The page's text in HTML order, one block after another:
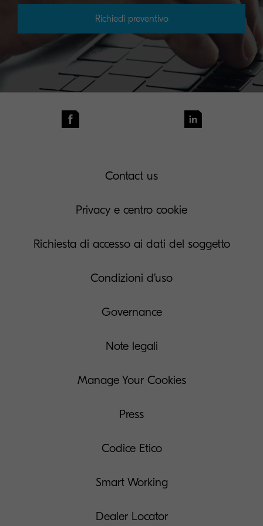
Richiedi preventivo
Contact us
Privacy e centro cookie
Richiesta di accesso ai dati del soggetto
Condizioni d’uso
Governance
Note legali
Manage Your Cookies
Press
Codice Etico
Smart Working
Dealer Locator